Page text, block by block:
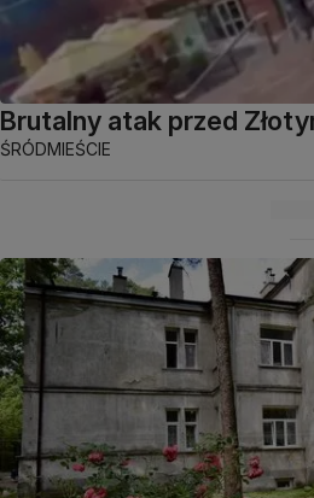
Brutalny atak przed
ŚRÓDMIEŚCIE